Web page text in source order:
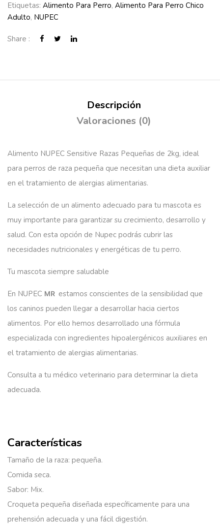
Etiquetas: Alimento Para Perro, Alimento Para Perro Chico
Adulto, NUPEC
Share :
Descripción
Valoraciones (0)
Alimento NUPEC Sensitive Razas Pequeñas de 2kg, ideal
para perros de raza pequeña que necesitan una dieta auxiliar
en el tratamiento de alergias alimentarias.
La selección de un alimento adecuado para tu mascota es
muy importante para garantizar su crecimiento, desarrollo y
salud. Con esta opción de Nupec podrás cubrir las
necesidades nutricionales y energéticas de tu perro.
Tu mascota siempre saludable
En NUPEC MR estamos conscientes de la sensibilidad que
los caninos pueden llegar a desarrollar hacia ciertos
alimentos. Por ello hemos desarrollado una fórmula
especializada con ingredientes hipoalergénicos auxiliares en
el tratamiento de alergias alimentarias.
Consulta a tu médico veterinario para determinar la dieta
adecuada.
Características
Tamaño de la raza: pequeña.
Comida seca.
Sabor: Mix.
Croqueta pequeña diseñada específicamente para una
prehensión adecuada y una fácil digestión.